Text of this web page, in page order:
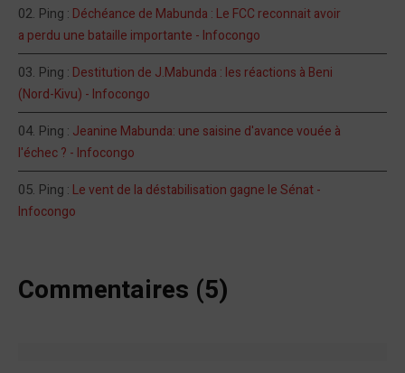
Ping : Déchéance de Mabunda : Le FCC reconnait avoir
a perdu une bataille importante - Infocongo
Ping : Destitution de J.Mabunda : les réactions à Beni
(Nord-Kivu) - Infocongo
Ping : Jeanine Mabunda: une saisine d'avance vouée à
l'échec ? - Infocongo
Ping : Le vent de la déstabilisation gagne le Sénat -
Infocongo
Commentaires (5)